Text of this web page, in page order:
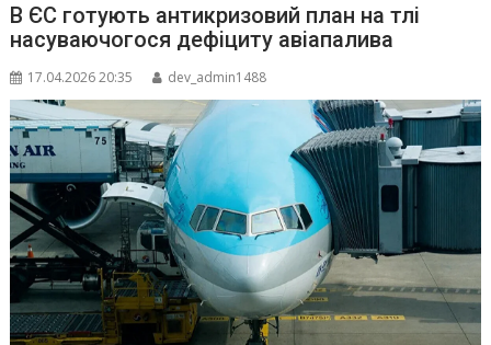
В ЄС готують антикризовий план на тлі
насуваючогося дефіциту авіапалива
17.04.2026 20:35 dev_admin1488